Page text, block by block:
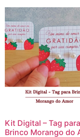
Kit Digital – Tag para
Brinco Morango do